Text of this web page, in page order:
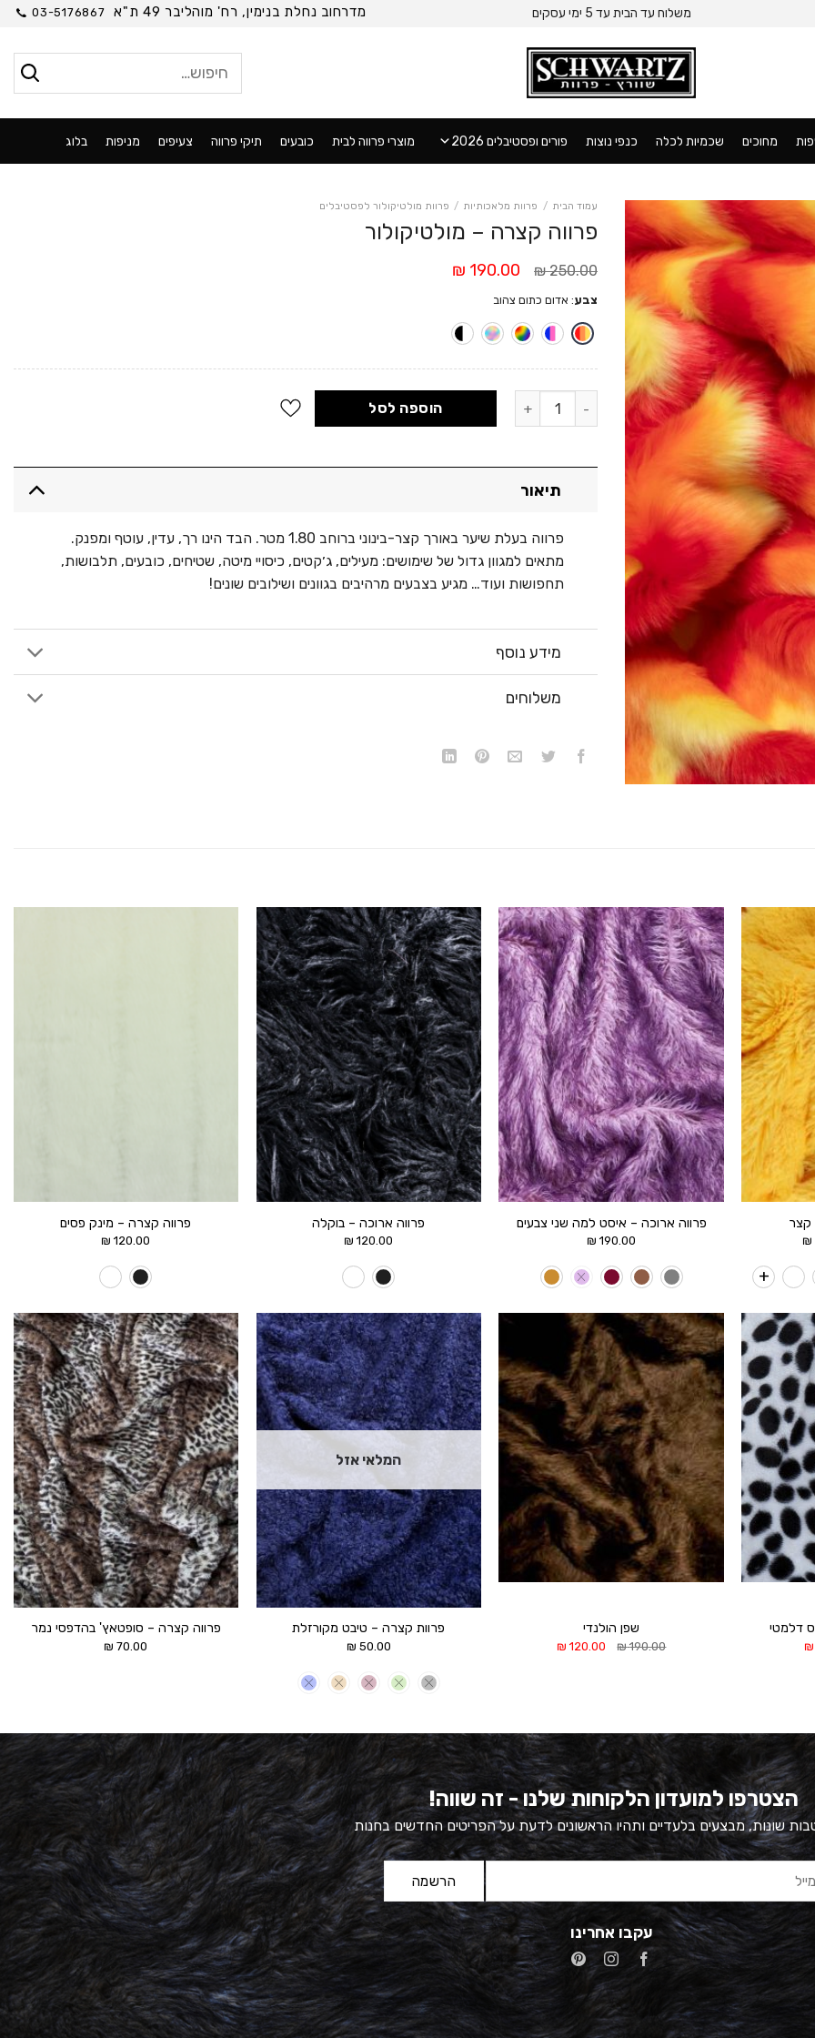
משלוח עד הבית עד 5 ימי עסקים מדרחוב נחלת בנימין, רח' מוהליבר 49 ת"א 03-5176867
עבור:
מחוכים שכמיות לכלה כנפי נוצות פורים ופסטיבלים 2026 מוצרי פרווה לבית כובעים תיקי פרווה צעיפים מניפות בלוג
עמוד הבית / פרוות מלאכותיות / פרוות מולטיקולור לפסטיבלים
פרווה קצרה – מולטיקולור
250.00
₪
המחיר
היה:
250.00 ₪.
190.00
₪המחיר
190.00 ₪.
צבע: אדום כתום צהוב
כמות של פרווה קצרה - מולטיקולורהוספה לסל
תיאור
פרווה בעלת שיער באורך קצר-בינוני ברוחב 1.80 מטר. הבד הינו רך, עדין, עוטף ומפנק.
מתאים למגוון גדול של שימושים: מעילים, ג׳קטים, כיסויי מיטה, שטיחים, כובעים, תלבושות,
תחפושות ועוד… מגיע בצבעים מרהיבים בגוונים ושילובים שונים!
מידע נוסף
משלוחים
הוסף ל
WISHLIST
קצר
₪טווח
עד
הוסף ל
WISHLIST
פרווה ארוכה – איסט למה שני צבעים
190.00
₪
הוסף ל
WISHLIST
פרווה ארוכה – בוקלה
120.00
₪
פרווה קצרה – מינק פסים
120.00
₪
הוסף ל
WISHLIST
₪המחיר
הוסף ל
WISHLIST
שפן הולנדי
190.00
₪
המחיר
120.00
₪
הוסף ל
WISHLIST
המלאי אזל
פרוות קצרה – טיבט מקורזלת
50.00
₪
הוסף ל
WISHLIST
פרווה קצרה – סופטאץ' בהדפסי נמר
70.00
₪
הצטרפו למועדון הלקוחות שלנו - זה שווה!
שונות, מבצעים בלעדיים ותהיו הראשונים לדעת על הפריטים החדשים בחנות
עקבו אחרינו